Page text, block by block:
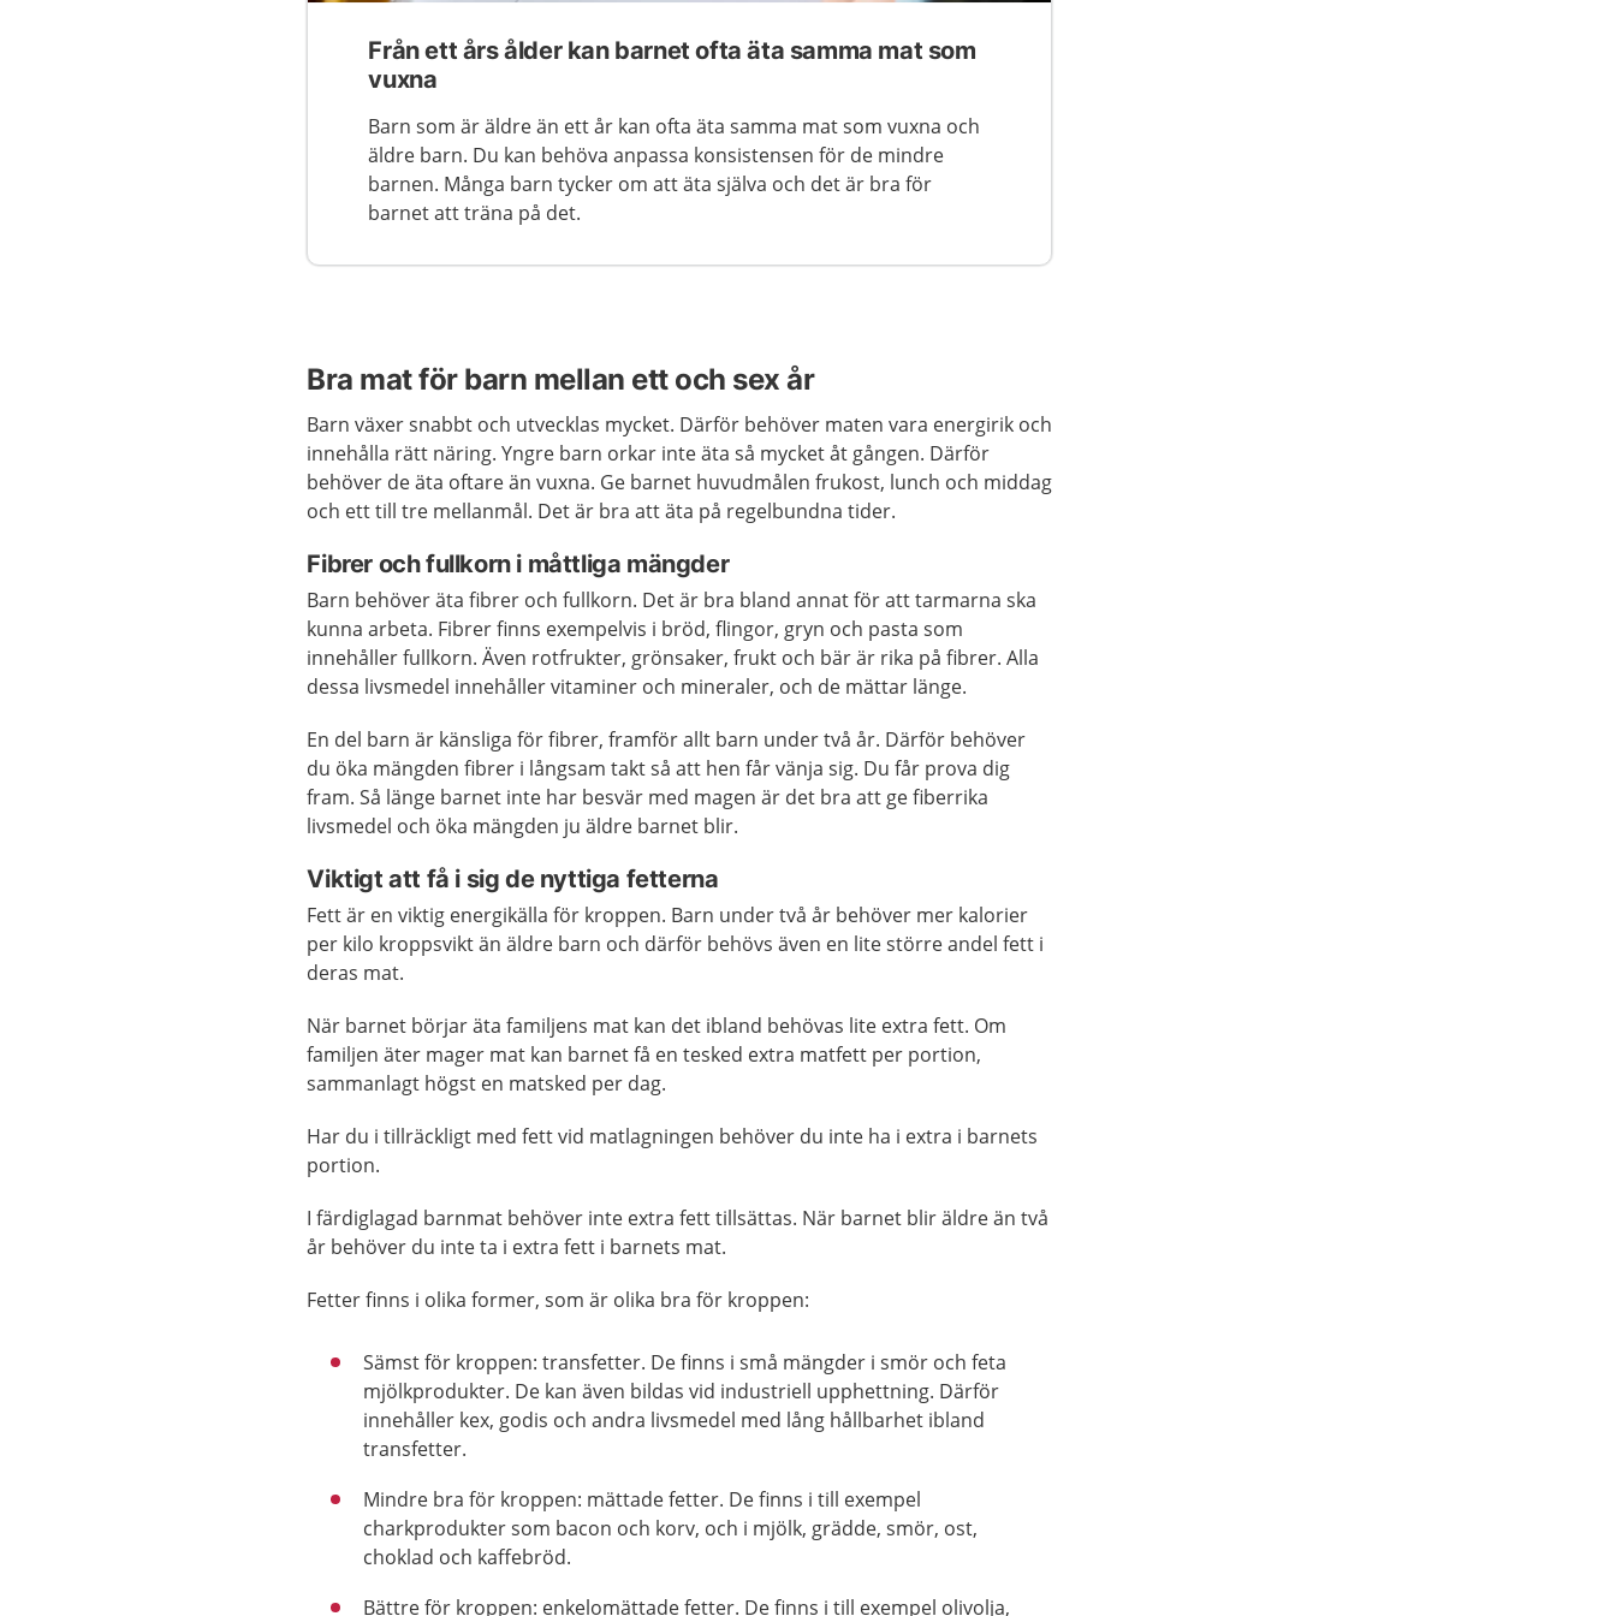
Från ett års ålder kan barnet ofta äta samma mat som
vuxna
Barn som är äldre än ett år kan ofta äta samma mat som vuxna och
äldre barn. Du kan behöva anpassa konsistensen för de mindre
barnen. Många barn tycker om att äta själva och det är bra för
barnet att träna på det.
Bra mat för barn mellan ett och sex år
Barn växer snabbt och utvecklas mycket. Därför behöver maten vara energirik och
innehålla rätt näring. Yngre barn orkar inte äta så mycket åt gången. Därför
behöver de äta oftare än vuxna. Ge barnet huvudmålen frukost, lunch och middag
och ett till tre mellanmål. Det är bra att äta på regelbundna tider.
Fibrer och fullkorn i måttliga mängder
Barn behöver äta fibrer och fullkorn. Det är bra bland annat för att tarmarna ska
kunna arbeta. Fibrer finns exempelvis i bröd, flingor, gryn och pasta som
innehåller fullkorn. Även rotfrukter, grönsaker, frukt och bär är rika på fibrer. Alla
dessa livsmedel innehåller vitaminer och mineraler, och de mättar länge.
En del barn är känsliga för fibrer, framför allt barn under två år. Därför behöver
du öka mängden fibrer i långsam takt så att hen får vänja sig. Du får prova dig
fram. Så länge barnet inte har besvär med magen är det bra att ge fiberrika
livsmedel och öka mängden ju äldre barnet blir.
Viktigt att få i sig de nyttiga fetterna
Fett är en viktig energikälla för kroppen. Barn under två år behöver mer kalorier
per kilo kroppsvikt än äldre barn och därför behövs även en lite större andel fett i
deras mat.
När barnet börjar äta familjens mat kan det ibland behövas lite extra fett. Om
familjen äter mager mat kan barnet få en tesked extra matfett per portion,
sammanlagt högst en matsked per dag.
Har du i tillräckligt med fett vid matlagningen behöver du inte ha i extra i barnets
portion.
I färdiglagad barnmat behöver inte extra fett tillsättas. När barnet blir äldre än två
år behöver du inte ta i extra fett i barnets mat.
Fetter finns i olika former, som är olika bra för kroppen:
Sämst för kroppen: transfetter. De finns i små mängder i smör och feta
mjölkprodukter. De kan även bildas vid industriell upphettning. Därför
innehåller kex, godis och andra livsmedel med lång hållbarhet ibland
transfetter.
Mindre bra för kroppen: mättade fetter. De finns i till exempel
charkprodukter som bacon och korv, och i mjölk, grädde, smör, ost,
choklad och kaffebröd.
Bättre för kroppen: enkelomättade fetter. De finns i till exempel olivolja,